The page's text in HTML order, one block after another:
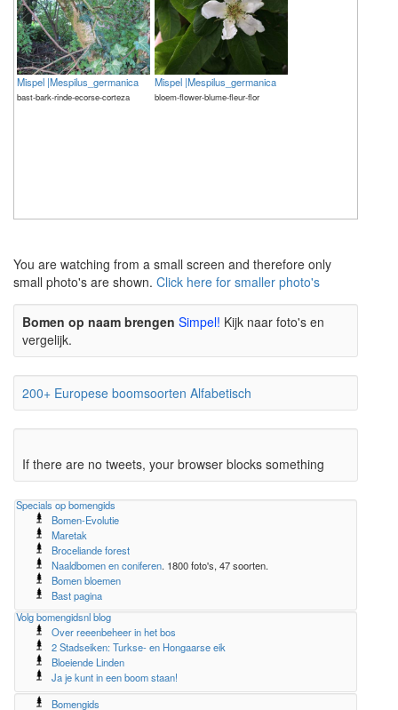
Mispel |Mespilus_germanica
bast-bark-rinde-ecorse-corteza
Mispel |Mespilus_germanica
bloem-flower-blume-fleur-flor
You are watching from a small screen and therefore only
small photo's are shown. Click here for smaller photo's
Bomen op naam brengen Simpel! Kijk naar foto's en
vergelijk.
200+ Europese boomsoorten Alfabetisch
If there are no tweets, your browser blocks something
Specials op bomengids
Bomen-Evolutie
Maretak
Broceliande forest
Naaldbomen en coniferen. 1800 foto's, 47 soorten.
Bomen bloemen
Bast pagina
Volg bomengidsnl blog
Over reeenbeheer in het bos
2 Stadseiken: Turkse- en Hongaarse eik
Bloeiende Linden
Ja je kunt in een boom staan!
Bomengids